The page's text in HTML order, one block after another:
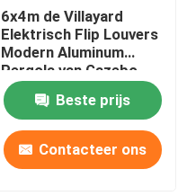
6x4m de Villayard
Elektrisch Flip Louvers
Modern Aluminum
Pergola van Gazebo
van het Metaaldak
Beste prijs
Contacteer ons